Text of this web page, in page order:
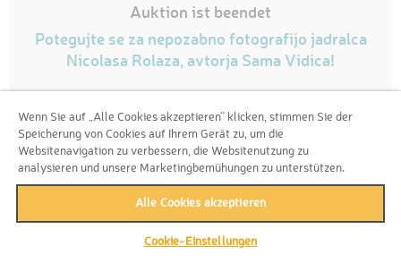
Auktion ist beendet
Potegujte se za nepozabno fotografijo jadralca
Nicolasa Rolaza, avtorja Sama Vidica!
Wenn Sie auf „Alle Cookies akzeptieren“ klicken, stimmen Sie der
Speicherung von Cookies auf Ihrem Gerät zu, um die
Websitenavigation zu verbessern, die Websitenutzung zu
analysieren und unsere Marketingbemühungen zu unterstützen.
Alle Cookies akzeptieren
Cookie-Einstellungen